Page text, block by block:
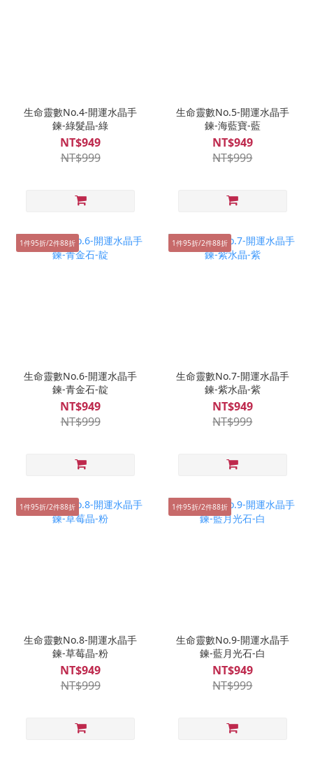
生命靈數No.4-開運水晶手
鍊-綠髮晶-綠
NT$949
NT$999
生命靈數No.5-開運水晶手
鍊-海藍寶-藍
NT$949
NT$999
1件95折/2件88折
生命靈數No.6-開運水晶手
鍊-青金石-靛
NT$949
NT$999
1件95折/2件88折
生命靈數No.7-開運水晶手
鍊-紫水晶-紫
NT$949
NT$999
1件95折/2件88折
生命靈數No.8-開運水晶手
鍊-草莓晶-粉
NT$949
NT$999
1件95折/2件88折
生命靈數No.9-開運水晶手
鍊-藍月光石-白
NT$949
NT$999